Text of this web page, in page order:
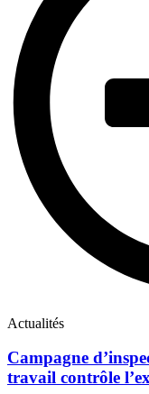
Actualités
Campagne
travail contrôle